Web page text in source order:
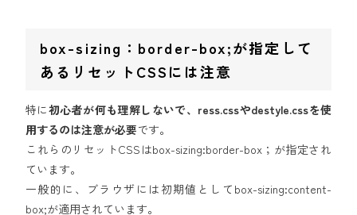
box-sizing：border-box;が指定して
あるリセットCSSには注意
特に初心者が何も理解しないで、ress.cssやdestyle.cssを使
用するのは注意が必要です。
これらのリセットCSSはbox-sizing:border-box；が指定され
ています。
一般的に、ブラウザには初期値としてbox-sizing:content-
box;が適用されています。